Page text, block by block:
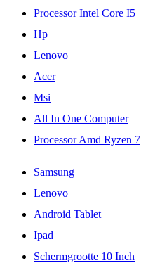
Processor Intel Core I5
Hp
Lenovo
Acer
Msi
All In One Computer
Processor Amd Ryzen 7
Samsung
Lenovo
Android Tablet
Ipad
Schermgrootte 10 Inch